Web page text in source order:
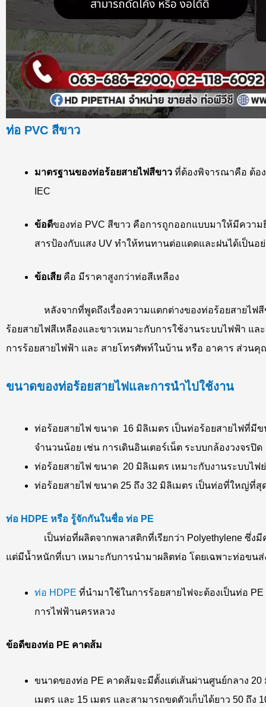
ท่อ PVC สีขาว
มาตรฐานของท่อร้อยสายไฟสีขาว ที่ต้องพิจารณาคือ ต้อ
IEC
ข้อดีของท่อ PVC สีขาว คือการถูกออกแบบมาให้มีควา
สารป้องกับแสง UV ทำให้ทนทานต่อแดดและฝนได้เป็น
ข้อเสีย คือ มีราคาสูงกว่าท่อสีเหลือง
หลังจากที่พูดถึงเรื่องความแตกต่างของท่อร้อยสายไฟสีขา
ร้อยสายไฟสีเหลืองและขาวเหมาะกับการใช้งานระบบไฟฟ้า แล
การร้อยสายไฟฟ้า และ สายโทรศัพท์ในบ้าน หรือ อาคาร ส่วน
ขนาดของท่อร้อยสายไฟและการนำไปใช้งาน
ท่อร้อยสายไฟ ขนาด 16 มิลิเมตร เป็นท่อร้อยสายไฟที่มี
จำนวนน้อย เช่น การเดินอินเตอร์เน็ต ระบบกล้องวงจรปิด
ท่อร้อยสายไฟ ขนาด 20 มิลิเมตร เหมาะกับงานระบบไฟ
ท่อร้อยสายไฟ ขนาด 25 ถึง 32 มิลิเมตร เป็นท่อที่ใหญ่ที่
ท่อ HDPE หรือ รู้จักกันในชื่อ ท่อ PE
เป็นท่อที่ผลิตจากพลาสติกที่เรียกว่า Polyethylene ซึ่งมีคว
แต่มีน้ำหนักที่เบา เหมาะกับการนำมาผลิตท่อ โดยเฉพาะท่อข
ท่อ HDPE ที่นำมาใช้ในการร้อยสายไฟจะต้องเป็นท่อ
การไฟฟ้านครหลวง
ข้อดีของท่อ PE คาดส้ม
ขนาดของท่อ PE คาดส้มจะมีตั้งแต่เส้นผ่านศูนย์กลาง 20
เมตร และ 15 เมตร และสามารถขดตัวเก็บได้ยาว 50